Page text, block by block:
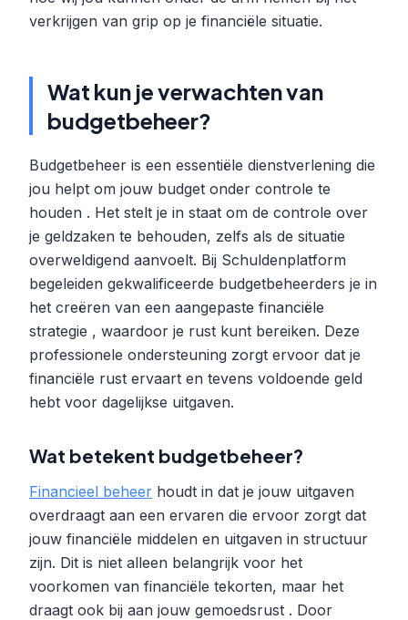
verkrijgen van grip op je financiële situatie.
Wat kun je verwachten van
budgetbeheer?
Budgetbeheer is een essentiële dienstverlening die
jou helpt om jouw budget onder controle te
houden . Het stelt je in staat om de controle over
je geldzaken te behouden, zelfs als de situatie
overweldigend aanvoelt. Bij Schuldenplatform
begeleiden gekwalificeerde budgetbeheerders je in
het creëren van een aangepaste financiële
strategie , waardoor je rust kunt bereiken. Deze
professionele ondersteuning zorgt ervoor dat je
financiële rust ervaart en tevens voldoende geld
hebt voor dagelijkse uitgaven.
Wat betekent budgetbeheer?
Financieel beheer houdt in dat je jouw uitgaven
overdraagt aan een ervaren die ervoor zorgt dat
jouw financiële middelen en uitgaven in structuur
zijn. Dit is niet alleen belangrijk voor het
voorkomen van financiële tekorten, maar het
draagt ook bij aan jouw gemoedsrust . Door